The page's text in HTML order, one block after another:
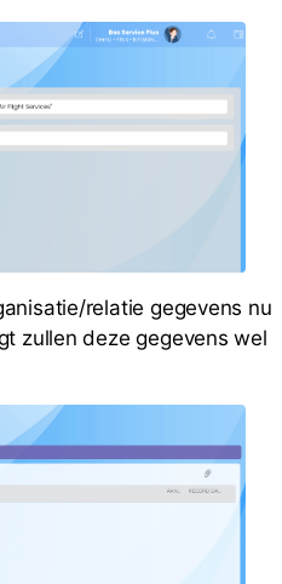
relatie gegevens nu
zullen deze gegevens wel